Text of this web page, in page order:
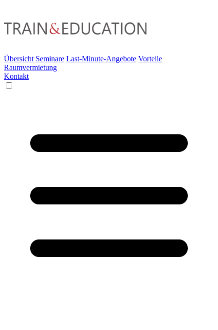
Übersicht Seminare Last-Minute-Angebote Vorteile
Raumvermietung
Kontakt